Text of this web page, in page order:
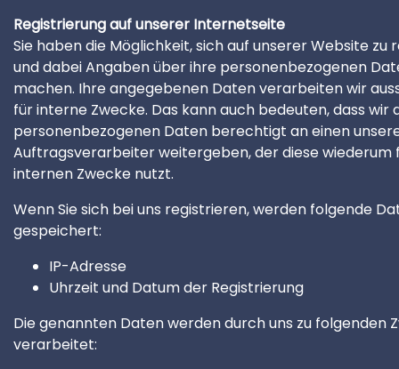
Registrierung auf unserer Internetseite
Sie haben die Möglichkeit, sich auf unserer Website zu
und dabei Angaben über ihre personenbezogenen
machen. Ihre angegebenen Daten verarbeiten wir
für interne Zwecke. Das kann auch bedeuten, dass wir
personenbezogenen Daten berechtigt an einen
Auftragsverarbeiter weitergeben, der diese wiederum
internen Zwecke nutzt.
Wenn Sie sich bei uns registrieren, werden folgende
gespeichert:
IP-Adresse
Uhrzeit und Datum der Registrierung
Die genannten Daten werden durch uns zu folgenden
verarbeitet: